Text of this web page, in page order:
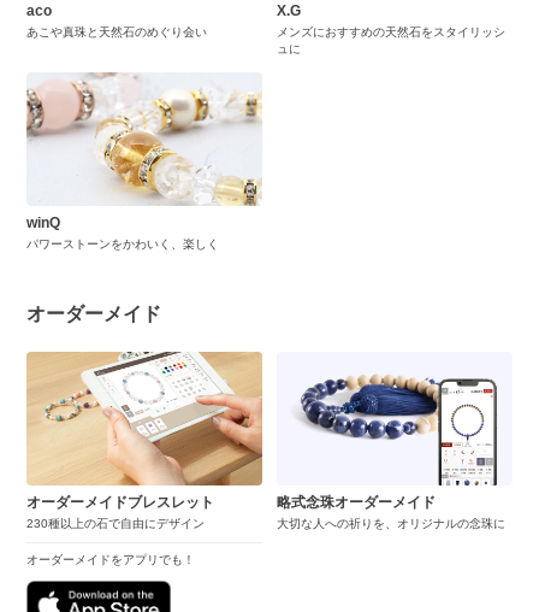
aco
あこや真珠と天然石のめぐり会い
X.G
メンズにおすすめの天然石をスタイリッシ
ュに
winQ
パワーストーンをかわいく、楽しく
オーダーメイド
オーダーメイドブレスレット
230種以上の石で自由にデザイン
オーダーメイドをアプリでも！
略式念珠オーダーメイド
大切な人への祈りを、オリジナルの念珠に